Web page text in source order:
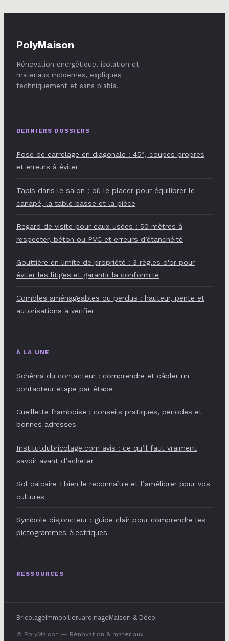
PolyMaison
Rénovation énergétique, isolation et
matériaux modernes, expliqués
techniquement et sans blabla.
DERNIERS DOSSIERS
Pose de carrelage en diagonale : 45°, coupes propres
et erreurs à éviter
Tapis dans le salon : où le placer pour équilibrer le
canapé, la table basse et la pièce
Regard de visite pour eaux usées : 50 mètres à
respecter, béton ou PVC et erreurs d’étanchéité
Gouttière en limite de propriété : 3 règles d'or pour
éviter les litiges et garantir la conformité
Combles aménageables ou perdus : hauteur, pente et
autorisations à vérifier
À LA UNE
Schéma du contacteur : comprendre et câbler un
contacteur étape par étape
Cueillette framboise : conseils pratiques, périodes et
bonnes adresses
Institutdubricolage.com avis : ce qu’il faut vraiment
savoir avant d’acheter
Sol calcaire : bien le reconnaître et l’améliorer pour vos
cultures
Symbole disjoncteur : guide clair pour comprendre les
pictogrammes électriques
RESSOURCES
BricolageImmobilierJardinageMaison & Déco
© PolyMaison — Rénovation & matériaux